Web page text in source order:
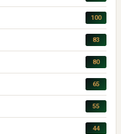
100
83
80
65
55
44